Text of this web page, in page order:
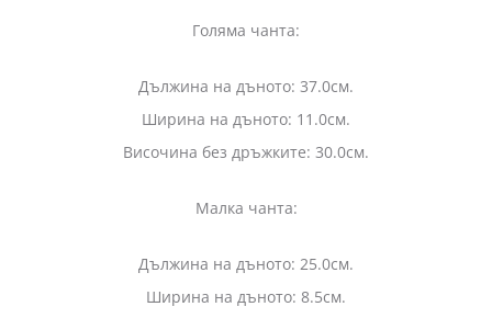
Голяма чанта:
Дължина на дъното: 37.0см.
Ширина на дъното: 11.0см.
Височина без дръжките: 30.0см.
Малка чанта:
Дължина на дъното: 25.0см.
Ширина на дъното: 8.5см.